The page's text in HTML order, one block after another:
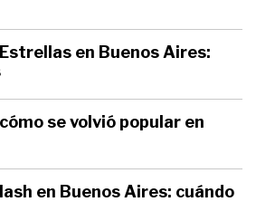
en Buenos Aires:
se volvió popular en
en Buenos Aires: cuándo